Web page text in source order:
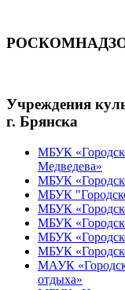
Учреждения
г. Брянска
МБУК
Медведева»
МБУК
МБУК
МБУК
МБУК
МБУК
МБУК
МАУК
отдыха»